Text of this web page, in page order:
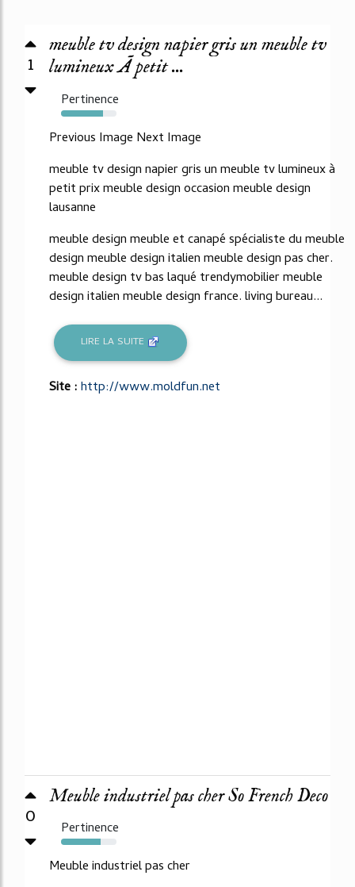
1
meuble tv design napier gris un meuble tv
lumineux Ã petit ...
Pertinence
76%
Previous Image Next Image
meuble tv design napier gris un meuble tv lumineux à
petit prix meuble design occasion meuble design
lausanne
meuble design meuble et canapé spécialiste du meuble
design meuble design italien meuble design pas cher.
meuble design tv bas laqué trendymobilier meuble
design italien meuble design france. living bureau...
LIRE LA SUITE
Site :http://www.moldfun.net
0
Meuble industriel pas cher So French Deco
Pertinence
71%
Meuble industriel pas cher